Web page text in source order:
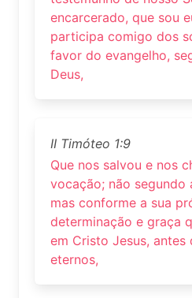
encarcerado, que sou
participa comigo dos
favor do evangelho,
Deus,
II Timóteo 1:9
Que nos salvou e nos
vocação; não segundo
mas conforme a sua
determinação e graça
em Cristo Jesus, antes
eternos,